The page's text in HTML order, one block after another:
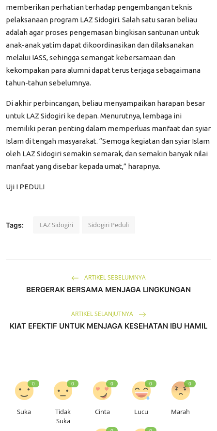
memberikan perhatian terhadap pengembangan teknis
pelaksanaan program LAZ Sidogiri. Salah satu saran beliau
adalah agar proses pengemasan bingkisan santunan untuk
anak-anak yatim dapat dikoordinasikan dan dilaksanakan
melalui IASS, sehingga semangat kebersamaan dan
kekompakan para alumni dapat terus terjaga sebagaimana
tahun-tahun sebelumnya.
Di akhir perbincangan, beliau menyampaikan harapan besar
untuk LAZ Sidogiri ke depan. Menurutnya, lembaga ini
memiliki peran penting dalam memperluas manfaat dan syiar
Islam di tengah masyarakat. “Semoga kegiatan dan syiar Islam
oleh LAZ Sidogiri semakin semarak, dan semakin banyak nilai
manfaat yang disebar kepada umat,” harapnya.
Uji I PEDULI
Tags: LAZ Sidogiri Sidogiri Peduli
ARTIKEL SEBELUMNYA
BERGERAK BERSAMA MENJAGA LINGKUNGAN
ARTIKEL SELANJUTNYA
KIAT EFEKTIF UNTUK MENJAGA KESEHATAN IBU HAMIL
0
Suka
0
Tidak
Suka
0
Cinta
0
Lucu
0
Marah